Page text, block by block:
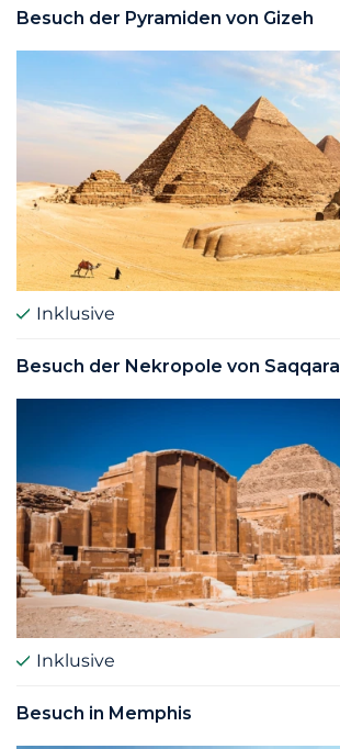
Besuch der Pyramiden von Gizeh
Inklusive
Besuch der Nekropole von Saqqara
Inklusive
Besuch in Memphis